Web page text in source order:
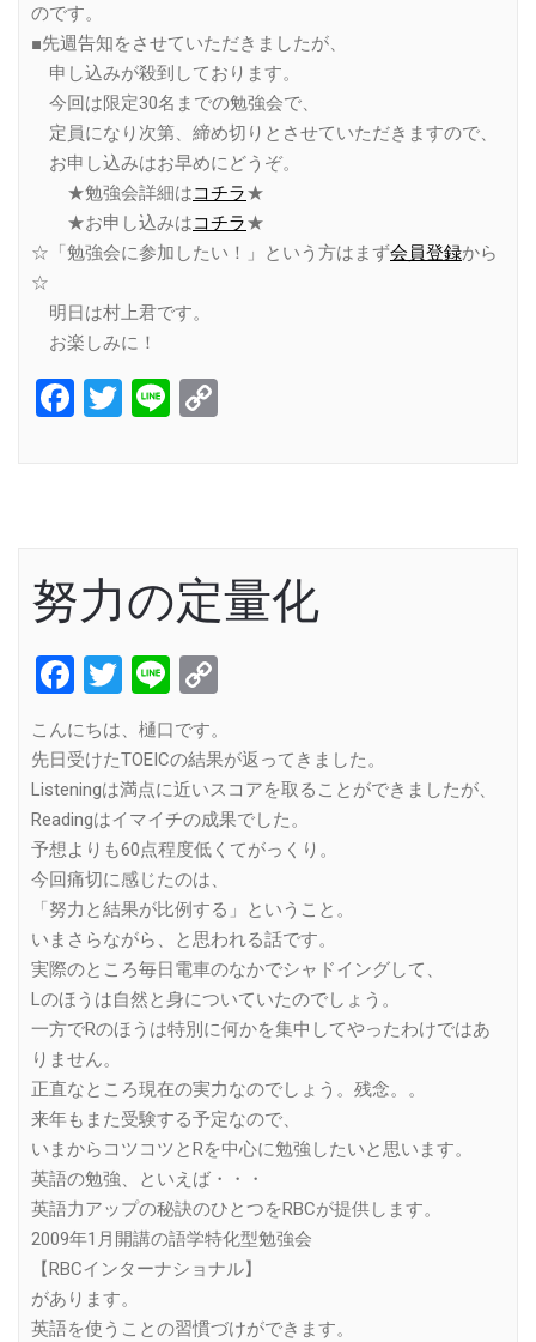
のです。
■先週告知をさせていただきましたが、
申し込みが殺到しております。
今回は限定30名までの勉強会で、
定員になり次第、締め切りとさせていただきますので、
お申し込みはお早めにどうぞ。
★勉強会詳細はコチラ★
★お申し込みはコチラ★
☆「勉強会に参加したい！」という方はまず会員登録から
☆
明日は村上君です。
お楽しみに！
Facebook
Twitter
Line
努力の定量化
Facebook
Twitter
Line
こんにちは、樋口です。
先日受けたTOEICの結果が返ってきました。
Listeningは満点に近いスコアを取ることができましたが、
Readingはイマイチの成果でした。
予想よりも60点程度低くてがっくり。
今回痛切に感じたのは、
「努力と結果が比例する」ということ。
いまさらながら、と思われる話です。
実際のところ毎日電車のなかでシャドイングして、
Lのほうは自然と身についていたのでしょう。
一方でRのほうは特別に何かを集中してやったわけではあ
りません。
正直なところ現在の実力なのでしょう。残念。。
来年もまた受験する予定なので、
いまからコツコツとRを中心に勉強したいと思います。
英語の勉強、といえば・・・
英語力アップの秘訣のひとつをRBCが提供します。
2009年1月開講の語学特化型勉強会
【RBCインターナショナル】
があります。
英語を使うことの習慣づけができます。